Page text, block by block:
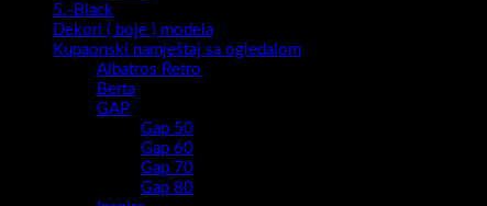
5.-Black
Dekori ( boje ) modela
Kupaonski namještaj sa ogledalom
Albatros Retro
Berta
GAP
Gap 50
Gap 60
Gap 70
Gap 80